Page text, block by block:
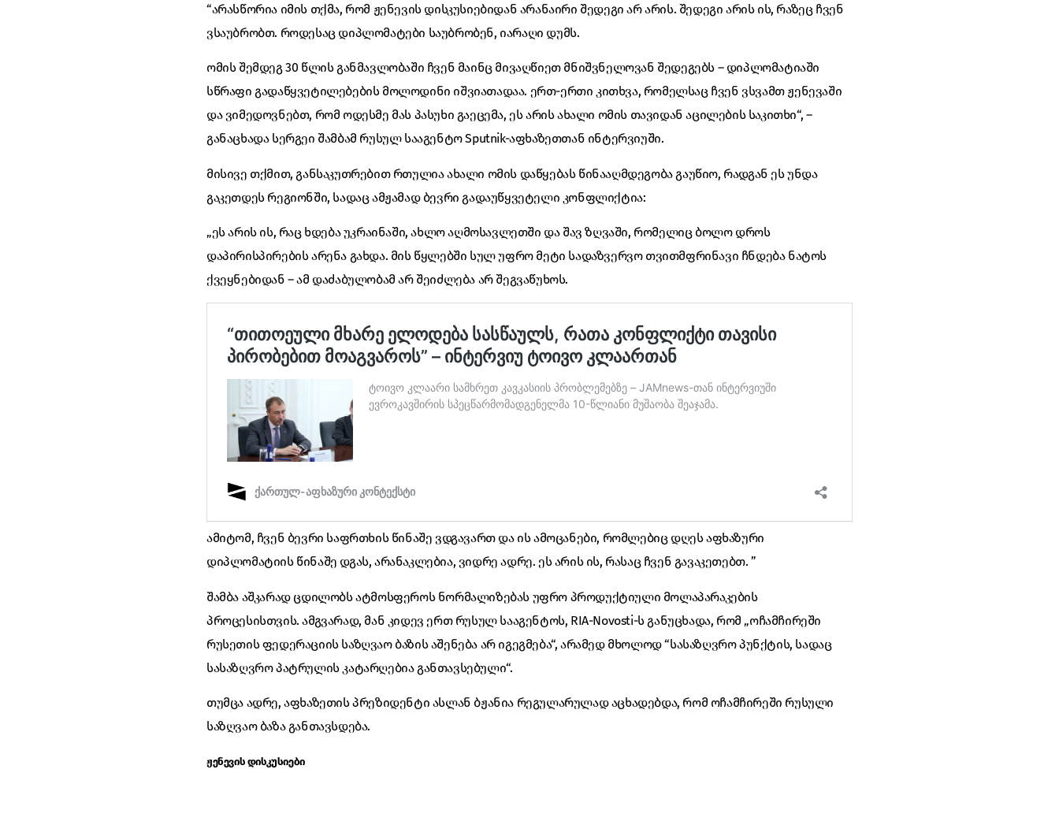
“არასწორია იმის თქმა, რომ ჟენევის დისკუსიებიდან არანაირი შედეგი არ არის. შედეგი არის ის, რაზეც ჩვენ
ვსაუბრობთ. როდესაც დიპლომატები საუბრობენ, იარაღი დუმს.
ომის შემდეგ 30 წლის განმავლობაში ჩვენ მაინც მივაღწიეთ მნიშვნელოვან შედეგებს – დიპლომატიაში
სწრაფი გადაწყვეტილებების მოლოდინი იშვიათადაა. ერთ-ერთი კითხვა, რომელსაც ჩვენ ვსვამთ ჟენევაში
და ვიმედოვნებთ, რომ ოდესმე მას პასუხი გაეცემა, ეს არის ახალი ომის თავიდან აცილების საკითხი“, –
განაცხადა სერგეი შამბამ რუსულ სააგენტო Sputnik-აფხაზეთთან ინტერვიუში.
მისივე თქმით, განსაკუთრებით რთულია ახალი ომის დაწყებას წინააღმდეგობა გაუწიო, რადგან ეს უნდა
გაკეთდეს რეგიონში, სადაც ამჟამად ბევრი გადაუწყვეტელი კონფლიქტია:
„ეს არის ის, რაც ხდება უკრაინაში, ახლო აღმოსავლეთში და შავ ზღვაში, რომელიც ბოლო დროს
დაპირისპირების არენა გახდა. მის წყლებში სულ უფრო მეტი სადაზვერვო თვითმფრინავი ჩნდება ნატოს
ქვეყნებიდან – ამ დაძაბულობამ არ შეიძლება არ შეგვაწუხოს.
ამიტომ, ჩვენ ბევრი საფრთხის წინაშე ვდგავართ და ის ამოცანები, რომლებიც დღეს აფხაზური
დიპლომატიის წინაშე დგას, არანაკლებია, ვიდრე ადრე. ეს არის ის, რასაც ჩვენ გავაკეთებთ. ”
შამბა აშკარად ცდილობს ატმოსფეროს ნორმალიზებას უფრო პროდუქტიული მოლაპარაკების
პროცესისთვის. ამგვარად, მან კიდევ ერთ რუსულ სააგენტოს, RIA-Novosti-ს განუცხადა, რომ „ოჩამჩირეში
რუსეთის ფედერაციის საზღვაო ბაზის აშენება არ იგეგმება“, არამედ მხოლოდ “სასაზღვრო პუნქტის, სადაც
სასაზღვრო პატრულის კატარღებია განთავსებული“.
თუმცა ადრე, აფხაზეთის პრეზიდენტი ასლან ბჟანია რეგულარულად აცხადებდა, რომ ოჩამჩირეში რუსული
საზღვაო ბაზა განთავსდება.
ჟენევის დისკუსიები